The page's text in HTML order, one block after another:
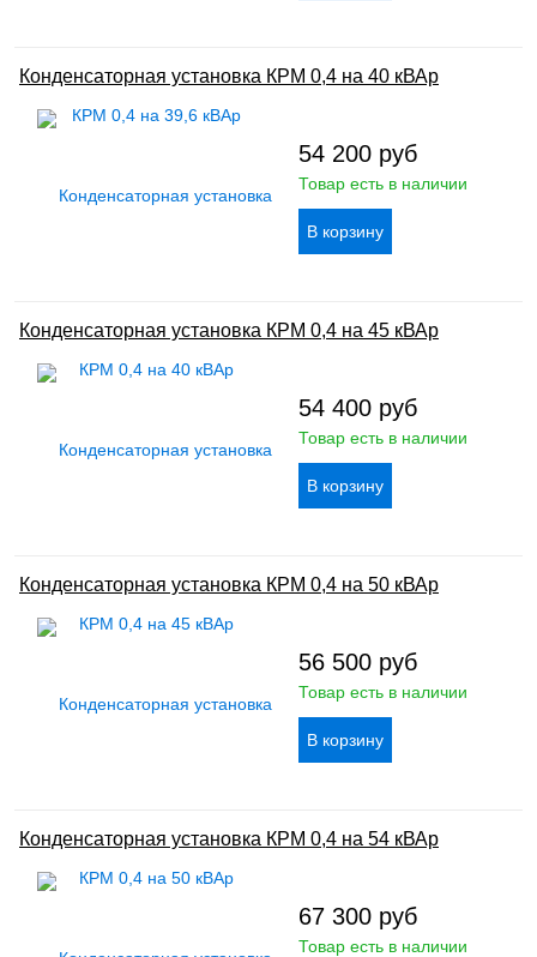
Конденсаторная установка КРМ 0,4 на 40 кВАр
54 200 руб
Товар есть в наличии
Конденсаторная установка КРМ 0,4 на 45 кВАр
54 400 руб
Товар есть в наличии
Конденсаторная установка КРМ 0,4 на 50 кВАр
56 500 руб
Товар есть в наличии
Конденсаторная установка КРМ 0,4 на 54 кВАр
67 300 руб
Товар есть в наличии